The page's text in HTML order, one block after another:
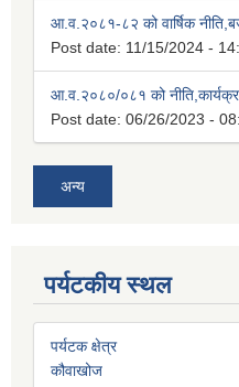
आ.व.२०८१-८२ को वार्षिक
Post date: 11/15/2024 -
आ.व.२०८०/०८१ को
Post date: 06/26/2023 -
अन्य
पर्यटकीय स्थल
पर्यटक क्षेत्र
कौवाखोज